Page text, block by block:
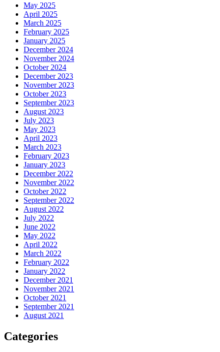
May 2025
April 2025
March 2025
February 2025
January 2025
December 2024
November 2024
October 2024
December 2023
November 2023
October 2023
September 2023
August 2023
July 2023
May 2023
April 2023
March 2023
February 2023
January 2023
December 2022
November 2022
October 2022
September 2022
August 2022
July 2022
June 2022
May 2022
April 2022
March 2022
February 2022
January 2022
December 2021
November 2021
October 2021
September 2021
August 2021
Categories